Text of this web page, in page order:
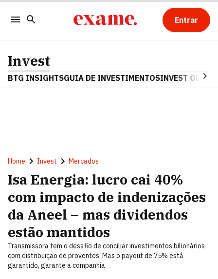
Entrar
Invest
BTG INSIGHTSGUIA DE INVESTIMENTOSINVEST OPINA
Home Invest Mercados
Isa Energia: lucro cai 40%
com impacto de indenizações
da Aneel – mas dividendos
estão mantidos
Transmissora tem o desafio de conciliar investimentos bilionários
com distribuição de proventos. Mas o payout de 75% está
garantido, garante a companhia